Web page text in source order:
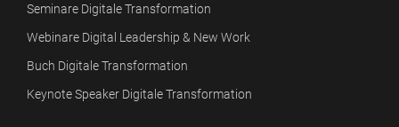
Seminare Digitale Transformation
Webinare Digital Leadership & New Work
Buch Digitale Transformation
Keynote Speaker Digitale Transformation